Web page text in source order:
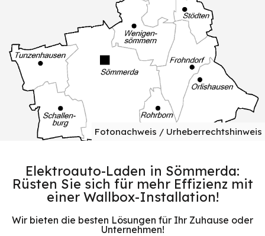
Fotonachweis / Urheberrechtshinweis
Elektroauto-Laden in Sömmerda:
Rüsten Sie sich für mehr Effizienz mit
einer Wallbox-Installation!
Wir bieten die besten Lösungen für Ihr Zuhause oder
Unternehmen!